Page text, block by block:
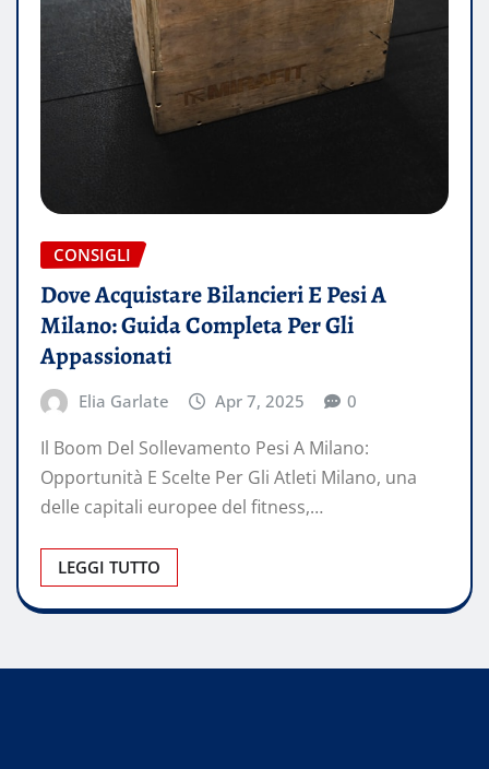
CONSIGLI
Dove Acquistare Bilancieri E Pesi A
Milano: Guida Completa Per Gli
Appassionati
Elia Garlate Apr 7, 2025 0
Il Boom Del Sollevamento Pesi A Milano:
Opportunità E Scelte Per Gli Atleti Milano, una
delle capitali europee del fitness,…
LEGGI TUTTO